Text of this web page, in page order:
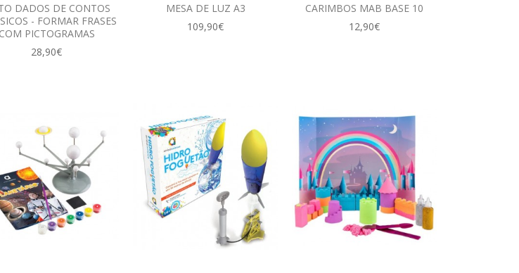
DADOS DE CONTOS
- FORMAR FRASES
COM PICTOGRAMAS
28,90€
MESA DE LUZ A3
109,90€
CARIMBOS MAB BASE 10
12,90€